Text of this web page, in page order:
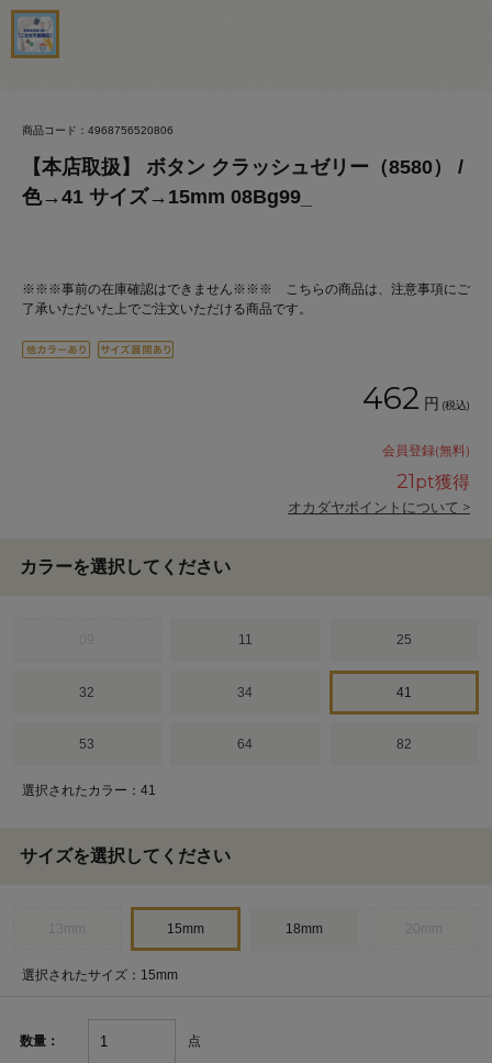
商品コード：4968756520806
【本店取扱】 ボタン クラッシュゼリー（8580） /
色→41 サイズ→15mm 08Bg99_
※※※事前の在庫確認はできません※※※ こちらの商品は、注意事項にご
了承いただいた上でご注文いただける商品です。
462 円 (税込)
会員登録(無料)
21pt獲得
オカダヤポイントについて >
カラーを選択してください
11 25
32 34 41
53 64 82
選択されたカラー：41
サイズを選択してください
15mm 18mm
選択されたサイズ：15mm
数量： 点